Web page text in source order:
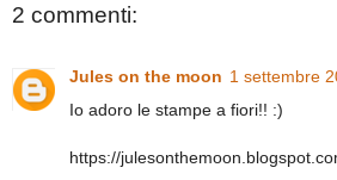
2 commenti:
Jules on the moon 1 settembre
Io adoro le stampe a fiori!! :)
https://